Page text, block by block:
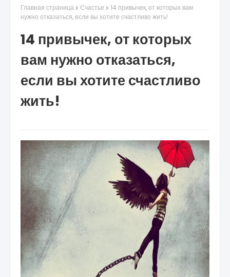
Главная страница Счастье
14 привычек, от которых вам
нужно отказаться, если вы хотите счастливо жить!
14 привычек, от которых
вам нужно отказаться,
если вы хотите счастливо
жить!